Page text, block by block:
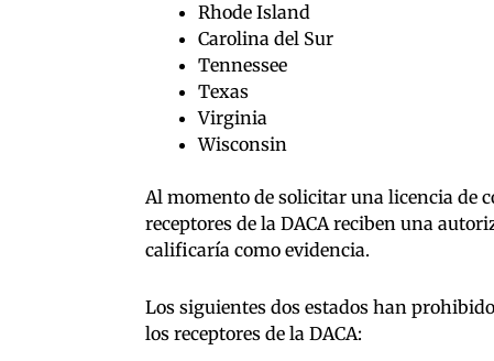
Rhode Island
Carolina del Sur
Tennessee
Texas
Virginia
Wisconsin
Al momento de solicitar una licencia de
receptores de la DACA reciben una
calificaría como evidencia.
Los siguientes dos estados han
los receptores de la DACA: